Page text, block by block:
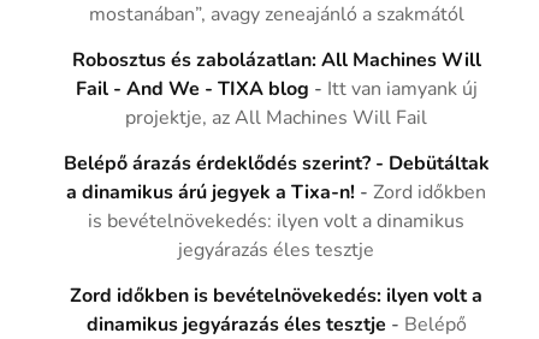
mostanában”, avagy zeneajánló a szakmától
Robosztus és zabolázatlan: All Machines Will
Fail - And We - TIXA blog - Itt van iamyank új
projektje, az All Machines Will Fail
Belépő árazás érdeklődés szerint? - Debütáltak
a dinamikus árú jegyek a Tixa-n! -Zord időkben
is bevételnövekedés: ilyen volt a dinamikus
jegyárazás éles tesztje
Zord időkben is bevételnövekedés: ilyen volt a
dinamikus jegyárazás éles tesztje - Belépő